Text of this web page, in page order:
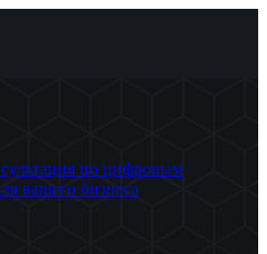
по цифровым
вашего бизнеса